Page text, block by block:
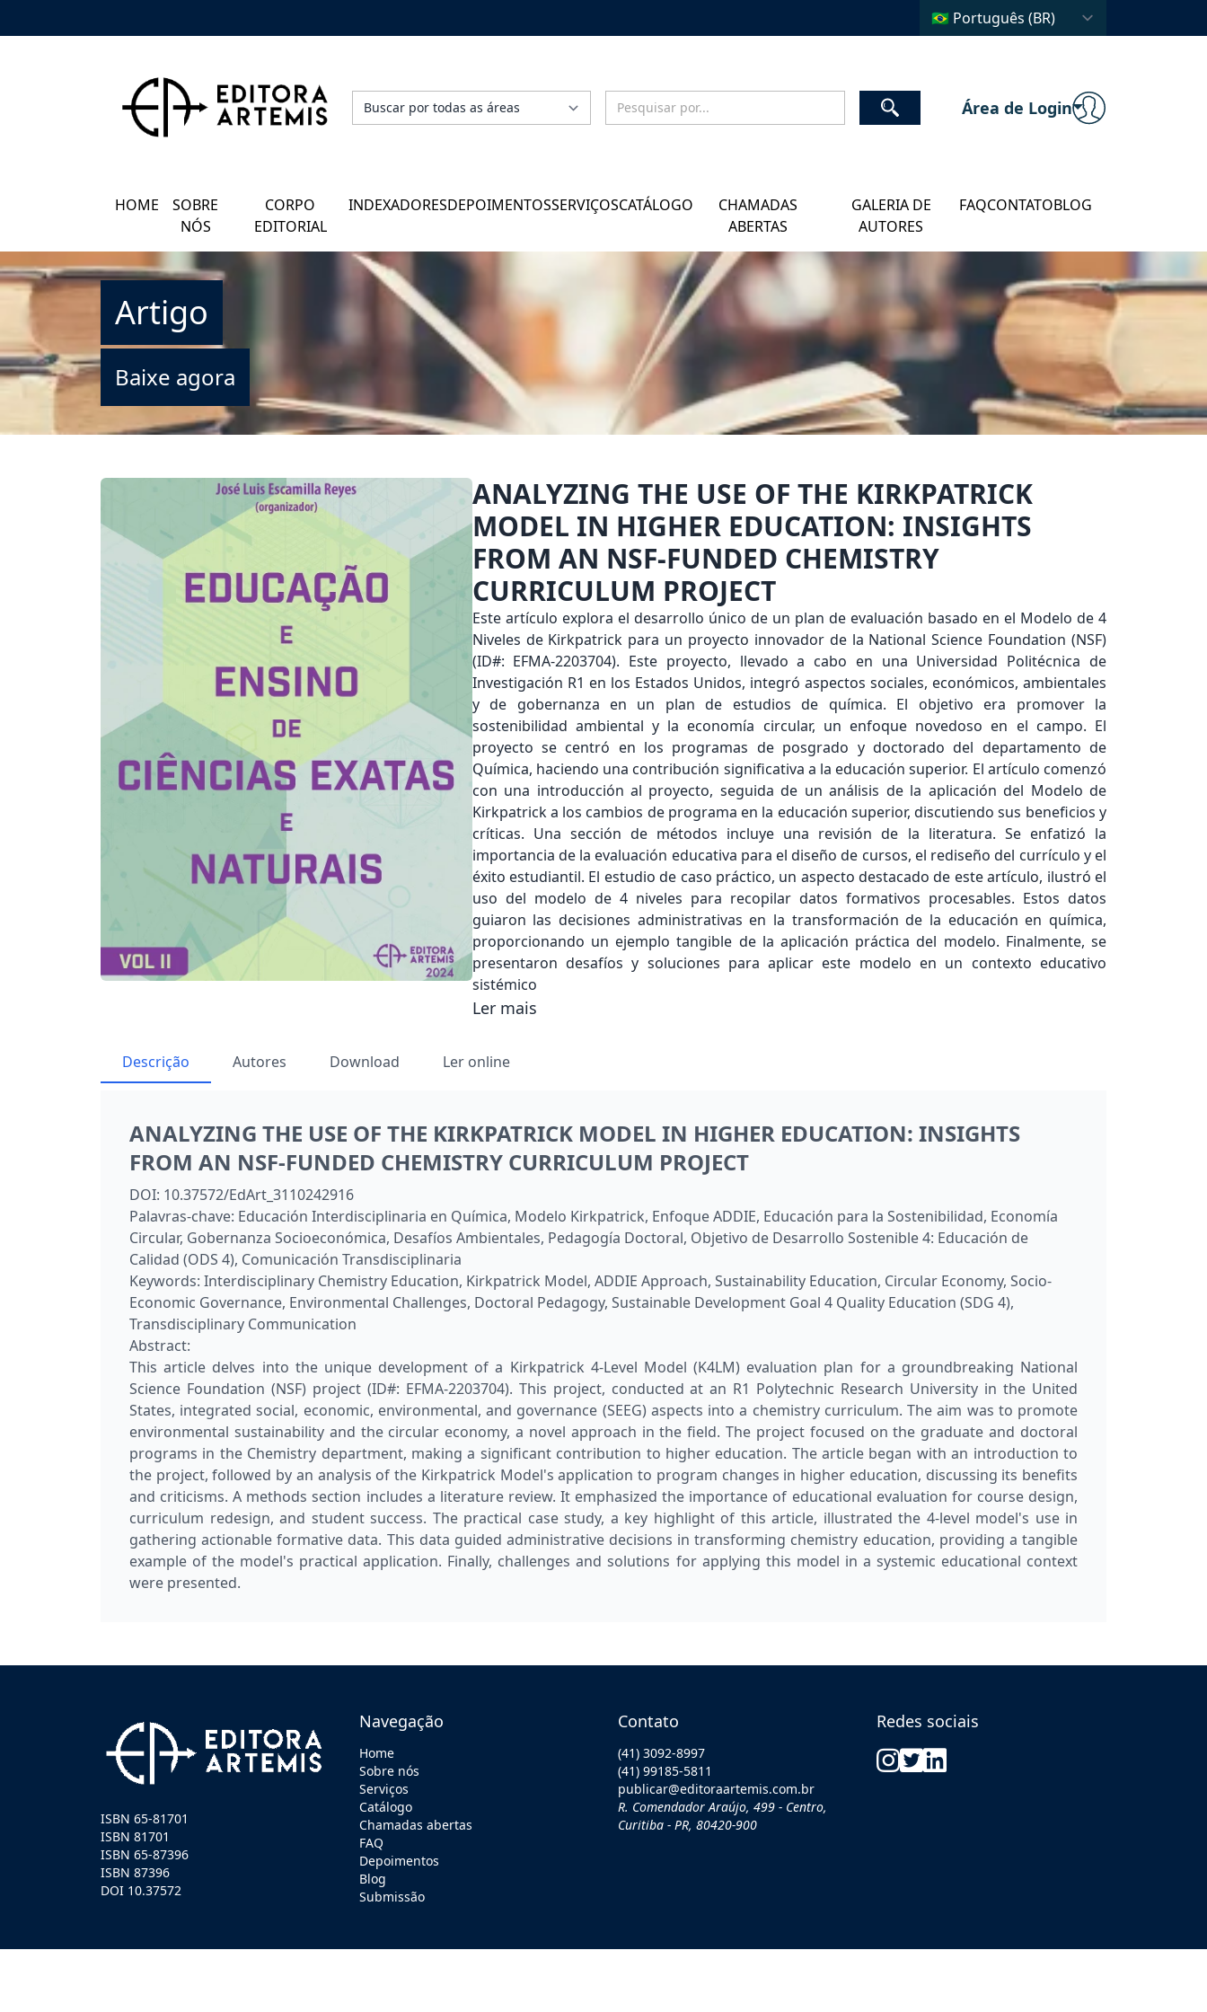
Área de Login
HOME
SOBRE
NÓS
CORPO
EDITORIAL
INDEXADORESDEPOIMENTOSSERVIÇOSCATÁLOGO
CHAMADAS
ABERTAS
GALERIA DE
AUTORES
FAQCONTATOBLOG
Artigo
Baixe agora
ANALYZING THE USE OF THE KIRKPATRICK
MODEL IN HIGHER EDUCATION: INSIGHTS
FROM AN NSF-FUNDED CHEMISTRY
CURRICULUM PROJECT
Este artículo explora el desarrollo único de un plan de evaluación basado en el Modelo de 4
Niveles de Kirkpatrick para un proyecto innovador de la National Science Foundation (NSF)
(ID#: EFMA-2203704). Este proyecto, llevado a cabo en una Universidad Politécnica de
Investigación R1 en los Estados Unidos, integró aspectos sociales, económicos, ambientales
y de gobernanza en un plan de estudios de química. El objetivo era promover la
sostenibilidad ambiental y la economía circular, un enfoque novedoso en el campo. El
proyecto se centró en los programas de posgrado y doctorado del departamento de
Química, haciendo una contribución significativa a la educación superior. El artículo comenzó
con una introducción al proyecto, seguida de un análisis de la aplicación del Modelo de
Kirkpatrick a los cambios de programa en la educación superior, discutiendo sus beneficios y
críticas. Una sección de métodos incluye una revisión de la literatura. Se enfatizó la
importancia de la evaluación educativa para el diseño de cursos, el rediseño del currículo y el
éxito estudiantil. El estudio de caso práctico, un aspecto destacado de este artículo, ilustró el
uso del modelo de 4 niveles para recopilar datos formativos procesables. Estos datos
guiaron las decisiones administrativas en la transformación de la educación en química,
proporcionando un ejemplo tangible de la aplicación práctica del modelo. Finalmente, se
presentaron desafíos y soluciones para aplicar este modelo en un contexto educativo
sistémico
Ler mais
Descrição Autores Download Ler online
ANALYZING THE USE OF THE KIRKPATRICK MODEL IN HIGHER EDUCATION: INSIGHTS
FROM AN NSF-FUNDED CHEMISTRY CURRICULUM PROJECT
DOI: 10.37572/EdArt_3110242916
Palavras-chave: Educación Interdisciplinaria en Química, Modelo Kirkpatrick, Enfoque ADDIE, Educación para la Sostenibilidad, Economía
Circular, Gobernanza Socioeconómica, Desafíos Ambientales, Pedagogía Doctoral, Objetivo de Desarrollo Sostenible 4: Educación de
Calidad (ODS 4), Comunicación Transdisciplinaria
Keywords: Interdisciplinary Chemistry Education, Kirkpatrick Model, ADDIE Approach, Sustainability Education, Circular Economy, Socio-
Economic Governance, Environmental Challenges, Doctoral Pedagogy, Sustainable Development Goal 4 Quality Education (SDG 4),
Transdisciplinary Communication
Abstract:
This article delves into the unique development of a Kirkpatrick 4-Level Model (K4LM) evaluation plan for a groundbreaking National
Science Foundation (NSF) project (ID#: EFMA-2203704). This project, conducted at an R1 Polytechnic Research University in the United
States, integrated social, economic, environmental, and governance (SEEG) aspects into a chemistry curriculum. The aim was to promote
environmental sustainability and the circular economy, a novel approach in the field. The project focused on the graduate and doctoral
programs in the Chemistry department, making a significant contribution to higher education. The article began with an introduction to
the project, followed by an analysis of the Kirkpatrick Model's application to program changes in higher education, discussing its benefits
and criticisms. A methods section includes a literature review. It emphasized the importance of educational evaluation for course design,
curriculum redesign, and student success. The practical case study, a key highlight of this article, illustrated the 4-level model's use in
gathering actionable formative data. This data guided administrative decisions in transforming chemistry education, providing a tangible
example of the model's practical application. Finally, challenges and solutions for applying this model in a systemic educational context
were presented.
GALERIA DE AUTORES
PERGUNTAS FREQUENTES
EBOOKS
ISBN 65-81701
ISBN 81701
ISBN 65-87396
ISBN 87396
DOI 10.37572
Navegação
Home
Sobre nós
Serviços
Catálogo
Chamadas abertas
FAQ
Depoimentos
Blog
Submissão
Contato
(41) 3092-8997
(41) 99185-5811
publicar@editoraartemis.com.br
R. Comendador Araújo, 499 - Centro,
Curitiba - PR, 80420-900
Redes sociais